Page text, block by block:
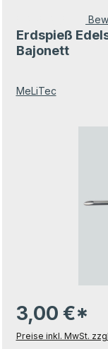
Durchschnittliche
Erdspieß
Bajonett
MeLiTec
3,00 €*
Preise inkl. MwSt.